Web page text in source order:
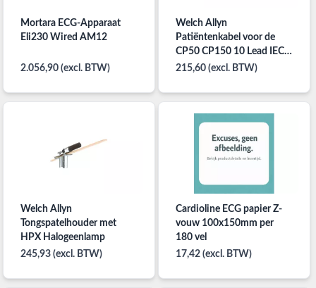
Mortara ECG-Apparaat
Eli230 Wired AM12
2.056,90 (excl. BTW)
Welch Allyn
Patiëntenkabel voor de
CP50 CP150 10 Lead IEC
Stekker
215,60 (excl. BTW)
Welch Allyn
Tongspatelhouder met
HPX Halogeenlamp
245,93 (excl. BTW)
Cardioline ECG papier Z-
vouw 100x150mm per
180 vel
17,42 (excl. BTW)